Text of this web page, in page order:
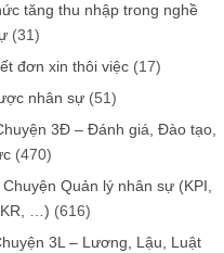
tăng thu nhập trong nghề
(31)
đơn xin thôi việc (17)
nhân sự (51)
3Đ – Đánh giá, Đào tạo,
(470)
Chuyện Quản lý nhân sự (KPI,
…) (616)
3L – Lương, Lậu, Luật